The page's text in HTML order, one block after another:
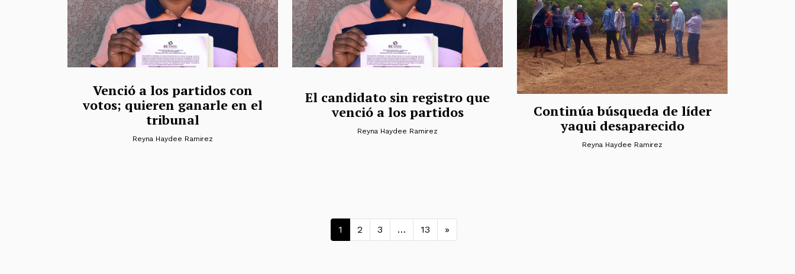
Venció a los partidos con
votos; quieren ganarle en el
tribunal
Reyna Haydee Ramirez
El candidato sin registro que
venció a los partidos
Reyna Haydee Ramirez
Continúa búsqueda de líder
yaqui desaparecido
Reyna Haydee Ramirez
Navegación de entradas
1 2 3 … 13 »